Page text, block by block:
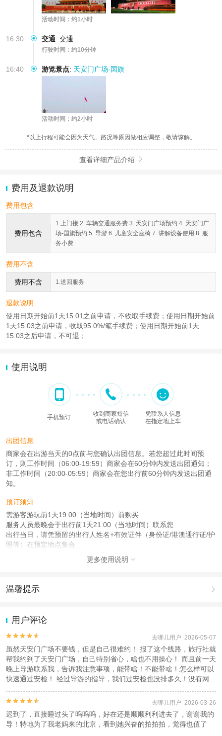
活动时间：约1小时
16:30 交通: 交通
行驶时间：约10分钟
16:40 游览景点: 天安门广场-国旗
活动时间：约2小时
*以上行程可能会因为天气、路况等原因做相应调整，敬请谅解。
查看详细产品介绍 
费用及退款说明
费用包含
费用包含
1.上门接 2. 车辆交通服务费 3. 天安门广场预约 4. 天安门广
场-国旗预约 5. 导游 6. 儿童安全座椅 7. 讲解设备使用 8. 服
务小费
费用不含
费用不含 1.送回服务
退款说明
使用日期开始前1天15:01之前申请，不收取手续费；使用日期开始前
1天15:03之前申请，收取95.0%/笔手续费；使用日期开始前1天
15:03之后申请，不可退；
使用说明
手机预订
收到商家短信
或电话确认
凭联系人信息
在指定地上车
出团信息
商家会在出游当天的0点前与您确认出团信息。若您超过此时间预
订，则工作时间（06:00-19:59）商家会在60分钟内发送出团通知；
非工作时间（20:00-05:59）商家会在您出行前60分钟内发送出团通
知。
预订须知
需游客游玩前1天19:00（当地时间）前购买
服务人员最晚会于出行前1天21:00（当地时间）联系您
出行当日，请凭预留的出行人姓名+有效证件（身份证/港澳通行证/护
照等）在预定地点集合
查看特许经营许可证信息
更多使用说明 
温馨提示 
动（如跳伞、潜水、滑雪等）前，请务必仔细阅读
2.为普及旅游安全知识及旅游文明公约，使您的旅程顺利圆满完成，
特制定《去哪儿网旅游安全手册》 ，请您认真阅读并切实遵守。
用户评论

 去哪儿用户 2026-05-07
虽然天安门广场不要钱，但是自己很难约！ 报了这个线路，旅行社就
帮我约到了天安门广场，自己特别省心，啥也不用操心！ 而且前一天
晚上导游联系我，告诉我注意事项，能带啥！不能带啥！怎么样可以
快速通过安检！ 经过导游的指导，我们过安检也没排多久！没有网上
爱你中国！ 特别推荐这个旅行社的行程！ 省心！省力！

 去哪儿用户 2026-03-26
迟到了，直接睡过头了呜呜呜，好在还是顺顺利利进去了，谢谢我的
导！特地为了我老妈来的北京，看到她兴奋的拍拍拍，觉得也值了